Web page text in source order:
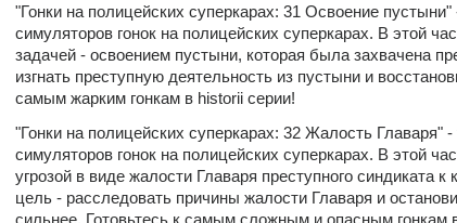
"Гонки на полицейских суперкарах: 31 Освоение
симуляторов гонок на полицейских суперкарах. В этой
задачей - освоением пустыни, которая была захвачена
изгнать преступную деятельность из пустыни и
самым жарким гонкам в historii серии!
"Гонки на полицейских суперкарах: 32 Жалость Главаря"
симуляторов гонок на полицейских суперкарах. В этой
угрозой в виде жалости Главаря преступного синдиката
цель - расследовать причины жалости Главаря и
сильнее. Готовьтесь к самым сложным и опасным гонкам